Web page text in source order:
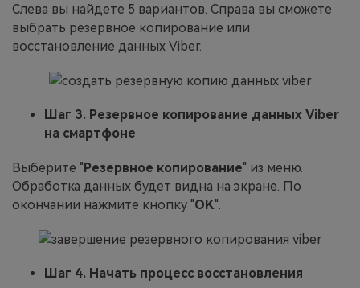
Слева вы найдете 5 вариантов. Справа вы сможете
выбрать резервное копирование или
восстановление данных Viber.
Шаг 3. Резервное копирование данных Viber
на смартфоне
Выберите "Резервное копирование" из меню.
Обработка данных будет видна на экране. По
окончании нажмите кнопку "OK".
Шаг 4. Начать процесс восстановления